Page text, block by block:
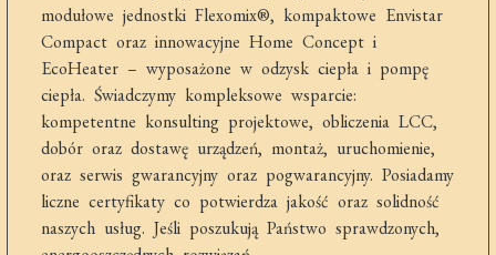
modułowe jednostki Flexomix®, kompaktowe Envistar
Compact oraz innowacyjne Home Concept i
EcoHeater – wyposażone w odzysk ciepła i pompę
ciepła. Świadczymy kompleksowe wsparcie:
kompetentne konsulting projektowe, obliczenia LCC,
dobór oraz dostawę urządzeń, montaż, uruchomienie,
oraz serwis gwarancyjny oraz pogwarancyjny. Posiadamy
liczne certyfikaty co potwierdza jakość oraz solidność
naszych usług. Jeśli poszukują Państwo sprawdzonych,